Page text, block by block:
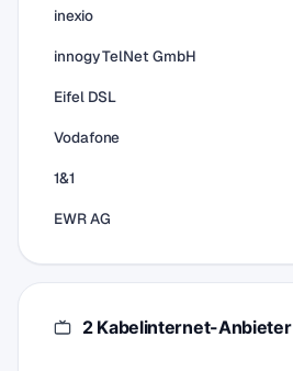
inexio
innogy TelNet GmbH
Eifel DSL
Vodafone
1&1
EWR AG
2 Kabelinternet-Anbieter